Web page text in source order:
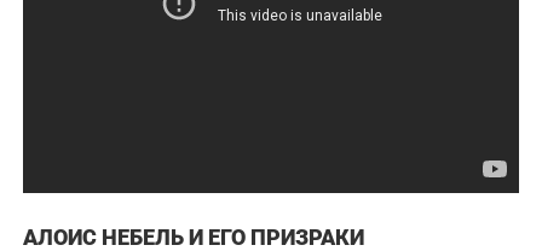
АЛОИС НЕБЕЛЬ И ЕГО ПРИЗРАКИ